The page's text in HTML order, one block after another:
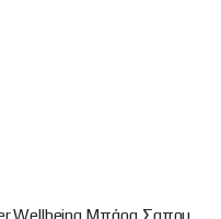
Roger&Gallet Discovery Set Σετ Περιποίησης Σώματος με Fleur de Figuier Wellbeing Μπάρα Σαπουνιού 50g + Αφρόλουτρο 50ml + Λοσιόν Σώματος 50ml + Αρωματικό Νερό 10ml + Δώρο Νεσεσέρ